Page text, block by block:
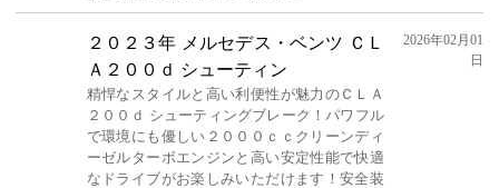
２０２３年 メルセデス・ベンツ ＣＬ
Ａ２００ｄ シューティン
精悍なスタイルと高い利便性が魅力のＣＬＡ
２００ｄ シューティングブレーク！パワフル
で環境にも優しい２０００ｃｃクリーンディ
ーゼルターボエンジンと高い安定性能で快適
なドライブがお楽しみいただけます！安全装
2026年02月01
日